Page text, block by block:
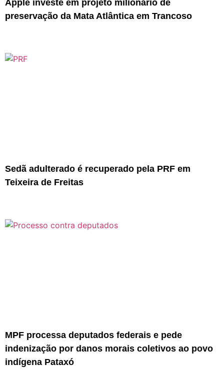
Apple investe em projeto milionário de
preservação da Mata Atlântica em Trancoso
Sedã adulterado é recuperado pela PRF em
Teixeira de Freitas
MPF processa deputados federais e pede
indenização por danos morais coletivos ao povo
indígena Pataxó